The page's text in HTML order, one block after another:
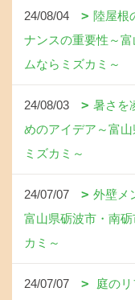
24/08/04
陸屋根
ナンスの重要性～
ムならミズカミ～
24/08/03
暑さを
めのアイデア～富
ミズカミ～
24/07/07
外壁メ
富山県砺波市・南
カミ～
24/07/07
庭の